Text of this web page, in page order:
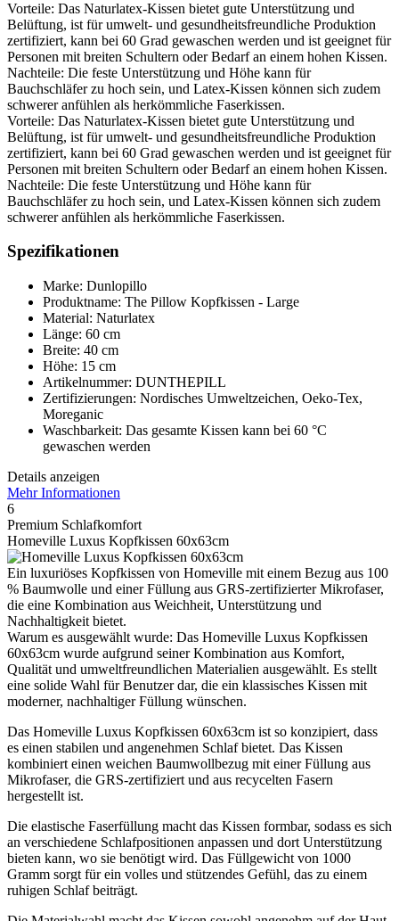
Vorteile: Das Naturlatex-Kissen bietet gute Unterstützung und
Belüftung, ist für umwelt- und gesundheitsfreundliche Produktion
zertifiziert, kann bei 60 Grad gewaschen werden und ist geeignet für
Personen mit breiten Schultern oder Bedarf an einem hohen Kissen.
Nachteile: Die feste Unterstützung und Höhe kann für
Bauchschläfer zu hoch sein, und Latex-Kissen können sich zudem
schwerer anfühlen als herkömmliche Faserkissen.
Vorteile: Das Naturlatex-Kissen bietet gute Unterstützung und
Belüftung, ist für umwelt- und gesundheitsfreundliche Produktion
zertifiziert, kann bei 60 Grad gewaschen werden und ist geeignet für
Personen mit breiten Schultern oder Bedarf an einem hohen Kissen.
Nachteile: Die feste Unterstützung und Höhe kann für
Bauchschläfer zu hoch sein, und Latex-Kissen können sich zudem
schwerer anfühlen als herkömmliche Faserkissen.
Spezifikationen
Marke: Dunlopillo
Produktname: The Pillow Kopfkissen - Large
Material: Naturlatex
Länge: 60 cm
Breite: 40 cm
Höhe: 15 cm
Artikelnummer: DUNTHEPILL
Zertifizierungen: Nordisches Umweltzeichen, Oeko-Tex,
Moreganic
Waschbarkeit: Das gesamte Kissen kann bei 60 °C
gewaschen werden
Details anzeigen
Mehr Informationen
6
Premium Schlafkomfort
Homeville Luxus Kopfkissen 60x63cm
Ein luxuriöses Kopfkissen von Homeville mit einem Bezug aus 100
% Baumwolle und einer Füllung aus GRS-zertifizierter Mikrofaser,
die eine Kombination aus Weichheit, Unterstützung und
Nachhaltigkeit bietet.
Warum es ausgewählt wurde: Das Homeville Luxus Kopfkissen
60x63cm wurde aufgrund seiner Kombination aus Komfort,
Qualität und umweltfreundlichen Materialien ausgewählt. Es stellt
eine solide Wahl für Benutzer dar, die ein klassisches Kissen mit
moderner, nachhaltiger Füllung wünschen.
Das Homeville Luxus Kopfkissen 60x63cm ist so konzipiert, dass
es einen stabilen und angenehmen Schlaf bietet. Das Kissen
kombiniert einen weichen Baumwollbezug mit einer Füllung aus
Mikrofaser, die GRS-zertifiziert und aus recycelten Fasern
hergestellt ist.
Die elastische Faserfüllung macht das Kissen formbar, sodass es sich
an verschiedene Schlafpositionen anpassen und dort Unterstützung
bieten kann, wo sie benötigt wird. Das Füllgewicht von 1000
Gramm sorgt für ein volles und stützendes Gefühl, das zu einem
ruhigen Schlaf beiträgt.